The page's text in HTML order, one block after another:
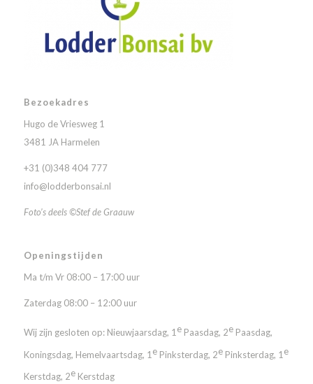
Bezoekadres
Hugo de Vriesweg 1
3481 JA Harmelen
+31 (0)348 404 777
info@lodderbonsai.nl
Foto’s deels ©Stef de Graauw
Openingstijden
Ma t/m Vr 08:00 – 17:00 uur
Zaterdag 08:00 – 12:00 uur
Wij zijn gesloten op: Nieuwjaarsdag, 1ePaasdag, 2ePaasdag,
Koningsdag, Hemelvaartsdag, 1 ePinksterdag, 2ePinksterdag, 1 e
Kerstdag, 2eKerstdag